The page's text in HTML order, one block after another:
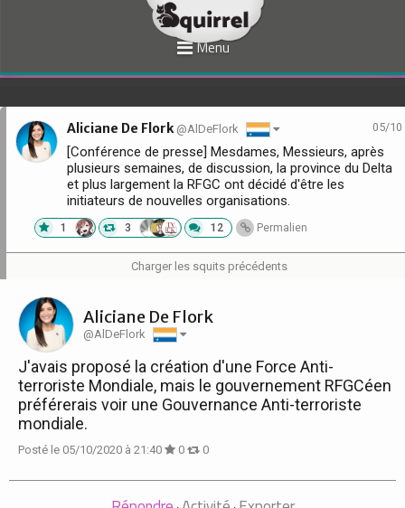
Menu
05/10
Aliciane De Flork @AlDeFlork
[Conférence de presse] Mesdames, Messieurs, après
plusieurs semaines, de discussion, la province du Delta
et plus largement la RFGC ont décidé d'être les
initiateurs de nouvelles organisations.
1 3 12 Permalien
Charger les squits précédents
Aliciane De Flork
@AlDeFlork
J'avais proposé la création d'une Force Anti-
terroriste Mondiale, mais le gouvernement RFGCéen
préférerais voir une Gouvernance Anti-terroriste
mondiale.
Posté le 05/10/2020 à 21:40 0 0